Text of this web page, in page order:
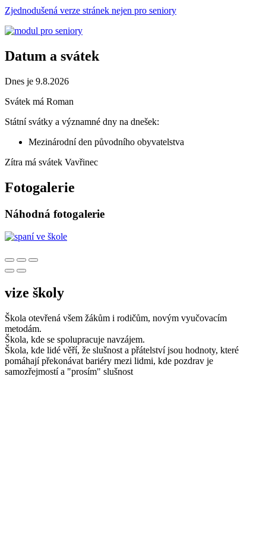
Zjednodušená verze stránek nejen pro seniory
Datum a svátek
Dnes je 9.8.2026
Svátek má Roman
Státní svátky a významné dny na dnešek:
Mezinárodní den původního obyvatelstva
Zítra má svátek Vavřinec
Fotogalerie
Náhodná fotogalerie
vize školy
Škola otevřená všem žákům i rodičům, novým vyučovacím
metodám.
Škola, kde se spolupracuje navzájem.
Škola, kde lidé věří, že slušnost a přátelství jsou hodnoty, které
pomáhají překonávat bariéry mezi lidmi, kde pozdrav je
samozřejmostí a "prosím" slušnost